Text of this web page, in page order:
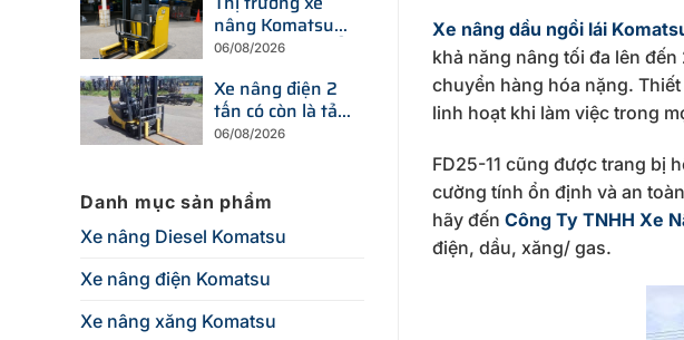
nâng dầu để tối
ưu chi phí?
nâng Komatsu
cũ đang thay đổi
hướng đầu tư
thiết bị mới?
06/08/2026
Xe nâng điện 2
tấn có còn là tải
trọng được
năm 2026?
06/08/2026
Danh mục sản phẩm
Xe nâng Diesel Komatsu
Xe nâng điện Komatsu
Xe nâng xăng Komatsu
Xe nâng dầu ngồi lái
khả năng nâng tối đa lên
chuyển hàng hóa nặng.
linh hoạt khi làm việc trong
FD25-11 cũng được trang bị
cường tính ổn định và an
hãy đến Công Ty TNHH Xe
điện, dầu, xăng/ gas.